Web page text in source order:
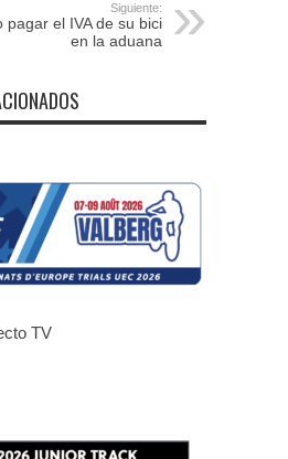
Siguiente:
pagar el IVA de su bici
en la aduana
TV